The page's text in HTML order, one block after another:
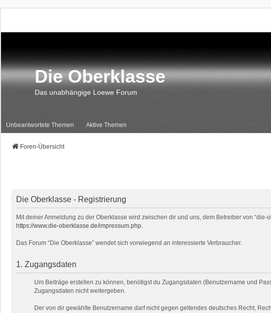
Die Oberklasse
Das unabhängige Loewe Forum
Unbeantwortete Themen Aktive Themen
Foren-Übersicht
Die Oberklasse - Registrierung
Mit deiner Anmeldung zu der Oberklasse wird zwischen dir und uns, dem Betreiber von
https://www.die-oberklasse.de/impressum.php.
Das Forum “Die Oberklasse” wendet sich vorwiegend an interessierte Verbraucher.
1. Zugangsdaten
Um Beiträge erstellen zu können, benötigst du Zugangsdaten (Benutzername und
Zugangsdaten nicht weitergeben.
Der von dir gewählte Benutzername darf nicht gegen geltendes deutsches Recht,